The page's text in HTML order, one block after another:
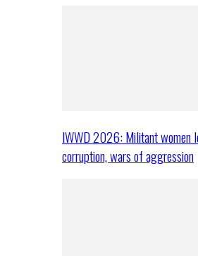
IWWD 2026: Militant women
corruption, wars of aggression